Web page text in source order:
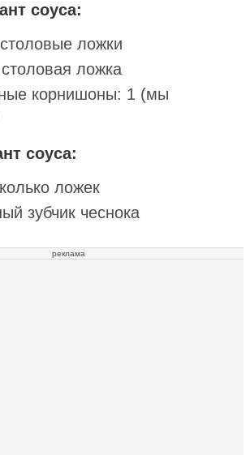
соуса:
ложки
ложка
корнишоны: 1 (мы
соуса:
ложек
зубчик чеснока
реклама